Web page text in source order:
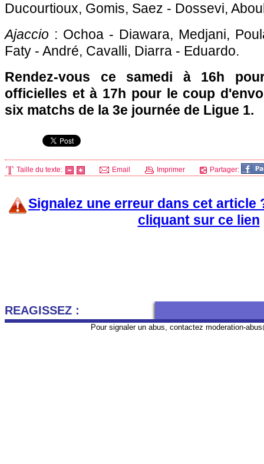
Ducourtioux, Gomis, Saez - Dossevi,
Ajaccio : Ochoa - Diawara, Medjani,
Faty - André, Cavalli, Diarra - Eduardo.
Rendez-vous ce samedi à 16h
officielles et à 17h pour le coup
six matchs de la 3e journée de Ligue 1.
Taille du texte: Email Imprimer Partager:
Signalez une erreur dans cet article
cliquant sur ce lien
REAGISSEZ :
Pour signaler un abus, contactez moderation-